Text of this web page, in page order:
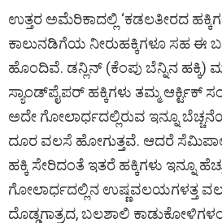
ಉತ್ತರ ಅಮೆರಿಕಾದಲ್ಲಿ ‘ಕಡಲತೀರದ
ಕಾಲುನಡಿಗೆಯ ನೀರುಹಕ್ಕಿಗಳೂ ಸಹ ಈ
ಹೊಂದಿವೆ. ಡನ್ಲಿನ್‌ (ಕೆಂಪು ಬೆನ್ನಿನ ಹಕ್ಕಿ)
ಸ್ಯಾಂಡ್‌ಪೈಪರ್‌ ಹಕ್ಕಿಗಳು ತಮ್ಮ ಆರ್ಕ್ಟಿಕ್‌
ಅದೇ ಗೋಲಾರ್ಧದಲ್ಲಿರುವ ಇನ್ನೂ
ದೂರ ವಲಸೆ ಹೋಗುತ್ತವೆ. ಆದರೆ
ಹಕ್ಕಿ ಸೇರಿದಂತೆ ಇತರೆ ಹಕ್ಕಿಗಳು ಇನ್ನೂ
ಗೋಲಾರ್ಧದಲ್ಲಿನ ಉಷ್ಣವಲಯಗಳತ್ತ
ದೊಡ್ಡಗಾತ್ರದ, ಬಲಶಾಲಿ